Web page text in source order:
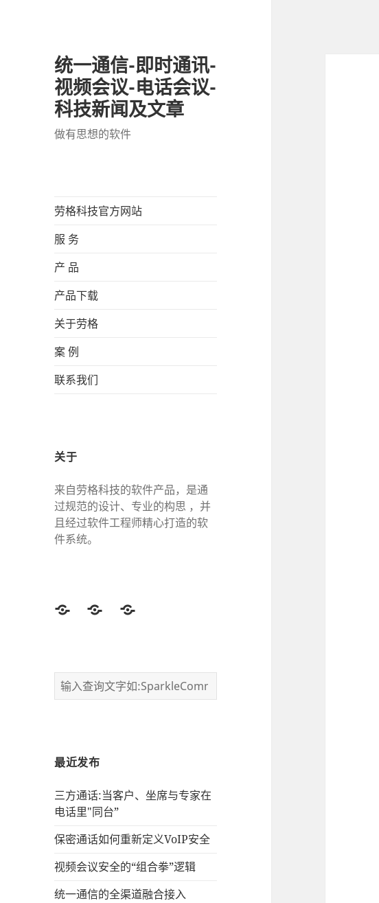
统一通信-即时通讯-
视频会议-电话会议-
科技新闻及文章
做有思想的软件
劳格科技官方网站
服 务
产 品
产品下载
关于劳格
案 例
联系我们
关于
来自劳格科技的软件产品，是通
过规范的设计、专业的构思 ，并
且经过软件工程师精心打造的软
件系统。
TwitterFacebookGoogle
最近发布
三方通话:当客户、坐席与专家在
电话里"同台”
保密通话如何重新定义VoIP安全
视频会议安全的“组合拳”逻辑
统一通信的‌全渠道融合接入